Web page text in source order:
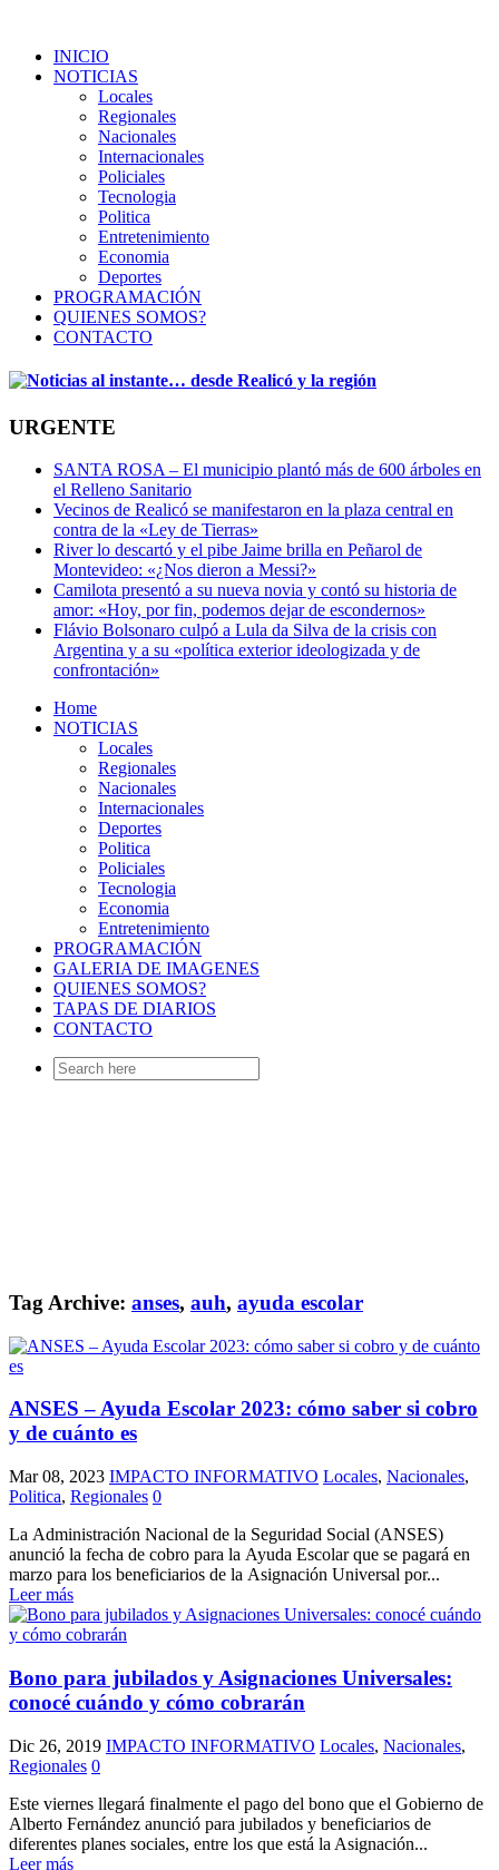
INICIO
NOTICIAS
Locales
Regionales
Nacionales
Internacionales
Policiales
Tecnologia
Politica
Entretenimiento
Economia
Deportes
PROGRAMACIÓN
QUIENES SOMOS?
CONTACTO
URGENTE
SANTA ROSA – El municipio plantó más de 600 árboles en
el Relleno Sanitario
Vecinos de Realicó se manifestaron en la plaza central en
contra de la «Ley de Tierras»
River lo descartó y el pibe Jaime brilla en Peñarol de
Montevideo: «¿Nos dieron a Messi?»
Camilota presentó a su nueva novia y contó su historia de
amor: «Hoy, por fin, podemos dejar de escondernos»
Flávio Bolsonaro culpó a Lula da Silva de la crisis con
Argentina y a su «política exterior ideologizada y de
confrontación»
Home
NOTICIAS
Locales
Regionales
Nacionales
Internacionales
Deportes
Politica
Policiales
Tecnologia
Economia
Entretenimiento
PROGRAMACIÓN
GALERIA DE IMAGENES
QUIENES SOMOS?
TAPAS DE DIARIOS
CONTACTO
Search
for:
Tag Archive: anses, auh, ayuda escolar
ANSES – Ayuda Escolar 2023: cómo saber si cobro
y de cuánto es
Mar 08, 2023 IMPACTO INFORMATIVO Locales, Nacionales,
Politica, Regionales 0
La Administración Nacional de la Seguridad Social (ANSES)
anunció la fecha de cobro para la Ayuda Escolar que se pagará en
marzo para los beneficiarios de la Asignación Universal por...
Leer más
Bono para jubilados y Asignaciones Universales:
conocé cuándo y cómo cobrarán
Dic 26, 2019 IMPACTO INFORMATIVO Locales, Nacionales,
Regionales 0
Este viernes llegará finalmente el pago del bono que el Gobierno de
Alberto Fernández anunció para jubilados y beneficiarios de
diferentes planes sociales, entre los que está la Asignación...
Leer más